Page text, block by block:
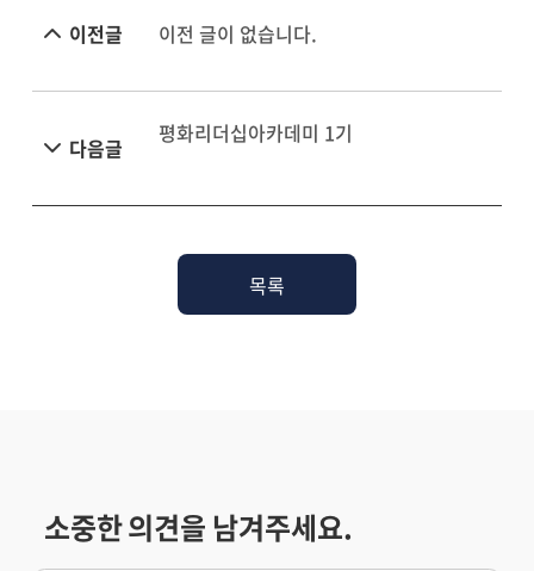
이전글 이전 글이 없습니다.
다음글
평화리더십아카데미 1기
목록
소중한 의견을 남겨주세요.